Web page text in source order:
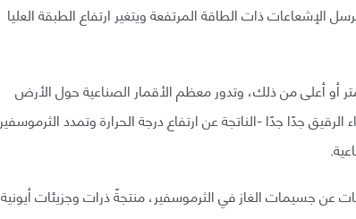
ذات الطاقة المرتفعة ويتغير ارتفاع الطبقة العليا
طبقة الثيرموبوز بين 500 إلى 1000 كيلومتر أو أعلى من ذلك، وتدور معظم الأقمار الصناعية حول الأرض
جدًا جدًا -الناتجة عن ارتفاع درجة الحرارة وتمدد الثرموسفير
عن جسيمات الغاز في الثرموسفير، منتجةً ذرات وجزيئات أيونية